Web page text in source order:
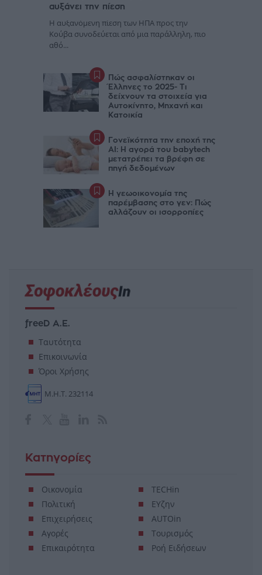
αυξάνει την πίεση
Η αυξανόμενη πίεση των ΗΠΑ προς την
Κούβα συνοδεύεται από μια παράλληλη, πιο
αθό...
Πώς ασφαλίστηκαν οι
Έλληνες το 2025- Τι
δείχνουν τα στοιχεία για
Αυτοκίνητο, Μηχανή και
Κατοικία
Γονεϊκότητα την εποχή της
AI: Η αγορά του babytech
μετατρέπει τα βρέφη σε
πηγή δεδομένων
Η γεωοικονομία της
παρέμβασης στο γεν: Πώς
αλλάζουν οι ισορροπίες
freeD Α.Ε.
Ταυτότητα
Επικοινωνία
Όροι Χρήσης
Μ.Η.Τ. 232114
Κατηγορίες
Οικονομία
Πολιτική
Επιχειρήσεις
Αγορές
Επικαιρότητα
TECHin
ΕΥζην
AUTOin
Τουρισμός
Ροή Ειδήσεων